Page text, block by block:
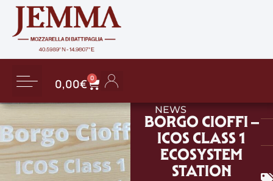
0,00€ 0
NEWS
BORGO CIOFFI –
ICOS CLASS 1
ECOSYSTEM
STATION